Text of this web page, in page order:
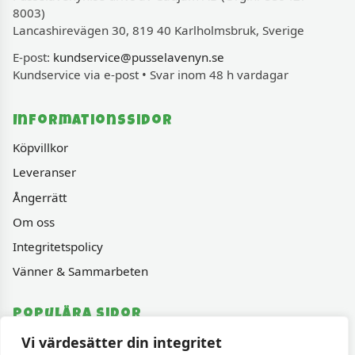
Vi värdesätter din integritet
8003)
Lancashirevägen 30, 819 40 Karlholmsbruk, Sverige
E-post: kundservice@pusselavenyn.se
Kundservice via e-post • Svar inom 48 h vardagar
Informationssidor
Köpvillkor
Leveranser
Ångerrätt
Om oss
Integritetspolicy
Vänner & Sammarbeten
Populära sidor
Varumärken